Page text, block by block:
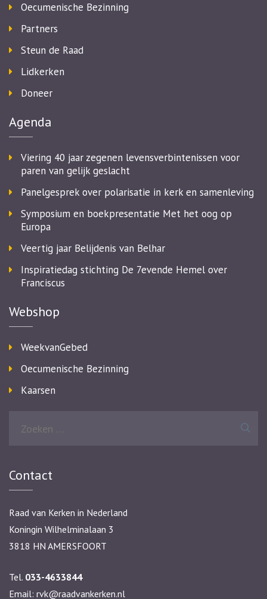
Oecumenische Bezinning
Partners
Steun de Raad
Lidkerken
Doneer
Agenda
Viering 40 jaar zegenen levensverbintenissen voor
paren van gelijk geslacht
Panelgesprek over polarisatie in kerk en samenleving
Symposium en boekpresentatie Met het oog op
Europa
Veertig jaar Belijdenis van Belhar
Inspiratiedag stichting De 7evende Hemel over
Franciscus
Webshop
WeekvanGebed
Oecumenische Bezinning
Kaarsen
Contact
Raad van Kerken in Nederland
Koningin Wilhelminalaan 3
3818 HN AMERSFOORT
Tel. 033-4633844
Email: rvk@raadvankerken.nl